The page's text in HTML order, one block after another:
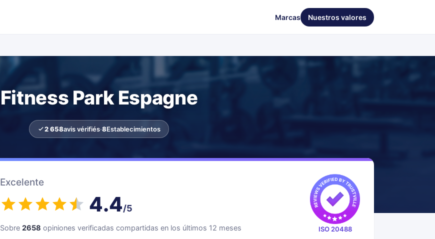
Marcas Nuestros valores
Fitness Park Espagne
2 658avis vérifiés·8Establecimientos
Excelente
4.4/5
Sobre 2658 opiniones verificadas compartidas en los últimos 12 meses ISO 20488